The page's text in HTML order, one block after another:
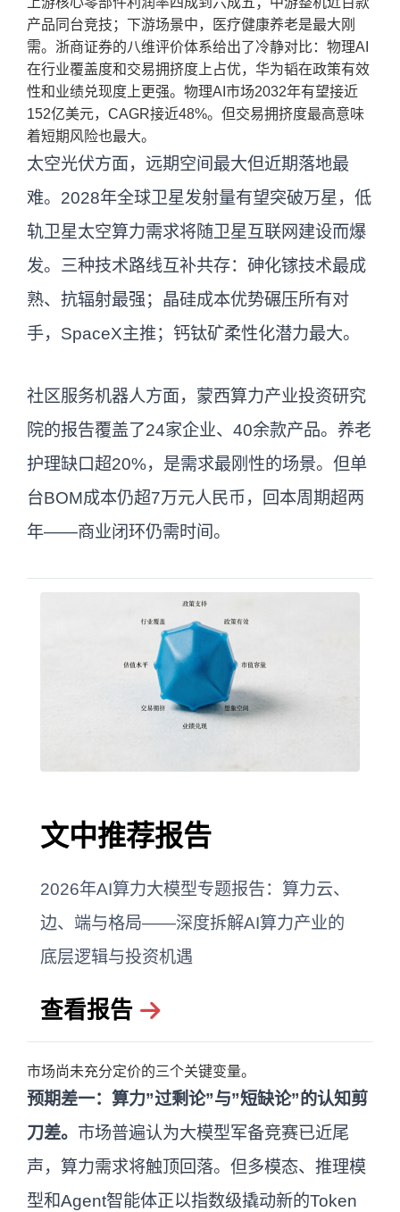
产品同台竞技；下游场景中，医疗健康养老是最大刚
需。浙商证券的八维评价体系给出了冷静对比：物理AI
在行业覆盖度和交易拥挤度上占优，华为韬在政策有效
性和业绩兑现度上更强。物理AI市场2032年有望接近
152亿美元，CAGR接近48%。但交易拥挤度最高意味
着短期风险也最大。
太空光伏方面，远期空间最大但近期落地最
难。2028年全球卫星发射量有望突破万星，低
轨卫星太空算力需求将随卫星互联网建设而爆
发。三种技术路线互补共存：砷化镓技术最成
熟、抗辐射最强；晶硅成本优势碾压所有对
手，SpaceX主推；钙钛矿柔性化潜力最大。
社区服务机器人方面，蒙西算力产业投资研究
院的报告覆盖了24家企业、40余款产品。养老
护理缺口超20%，是需求最刚性的场景。但单
台BOM成本仍超7万元人民币，回本周期超两
年——商业闭环仍需时间。
文中推荐报告
2026年AI算力大模型专题报告：算力云、
边、端与格局——深度拆解AI算力产业的
底层逻辑与投资机遇
查看报告
市场尚未充分定价的三个关键变量。
预期差一：算力”过剩论”与”短缺论”的认知剪
刀差。 市场普遍认为大模型军备竞赛已近尾
声，算力需求将触顶回落。但多模态、推理模
型和Agent智能体正以指数级撬动新的Token